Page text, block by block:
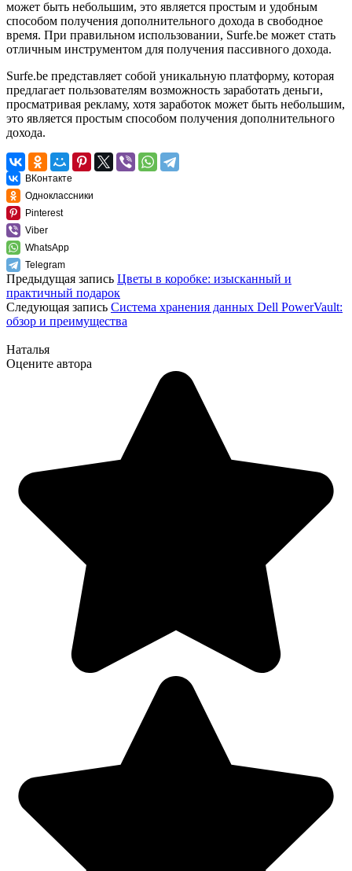
может быть небольшим, это является простым и удобным
способом получения дополнительного дохода в свободное
время. При правильном использовании, Surfe.be может стать
отличным инструментом для получения пассивного дохода.
Surfe.be представляет собой уникальную платформу, которая
предлагает пользователям возможность заработать деньги,
просматривая рекламу, хотя заработок может быть небольшим,
это является простым способом получения дополнительного
дохода.
ВКонтакте
Одноклассники
Pinterest
Viber
WhatsApp
Telegram
Предыдущая запись Цветы в коробке: изысканный и
практичный подарок
Следующая запись Система хранения данных Dell PowerVault:
обзор и преимущества
Наталья
Оцените автора